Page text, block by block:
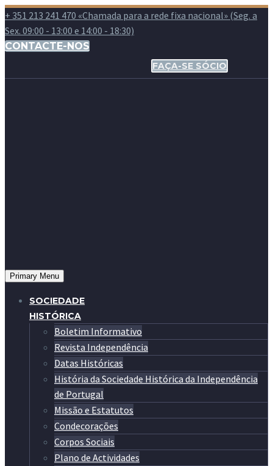
+ 351 213 241 470 «Chamada para a rede fixa nacional» (Seg. a
Sex. 09:00 - 13:00 e 14:00 - 18:30)
CONTACTE-NOS
FAÇA-SE SÓCIO
Primary Menu
SOCIEDADE
HISTÓRICA
Boletim Informativo
Revista Independência
Datas Históricas
História da Sociedade Histórica da Independência
de Portugal
Missão e Estatutos
Condecorações
Corpos Sociais
Plano de Actividades